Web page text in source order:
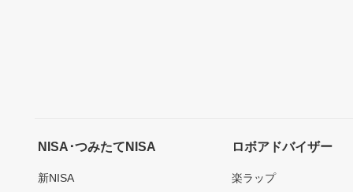
NISA･つみたてNISA
新NISA
ロボアドバイザー
楽ラップ